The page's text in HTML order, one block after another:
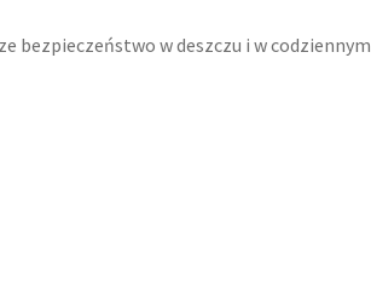
bezpieczeństwo w deszczu i w codziennym